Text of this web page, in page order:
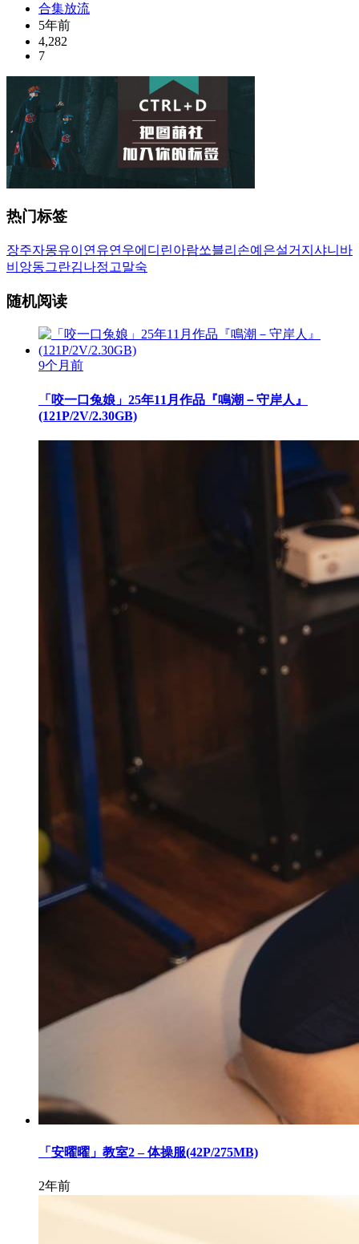
合集放流
5年前
4,282
7
热门标签
장주자몽유이 연유연우에디린아람쏘블리 손예은설거지 샤니 바
비앙동그란김나정 고말숙
随机阅读
9个月前
「咬一口兔娘」25年11月作品『鳴潮－守岸人』
(121P/2V/2.30GB)
「安曜曜」教室2 – 体操服(42P/275MB)
2年前